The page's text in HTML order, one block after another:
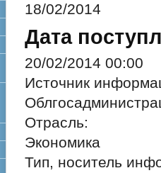
18/02/2014
Дата
20/02/2014 00:00
Источник
Отрасль:
Экономика
Тип, носитель